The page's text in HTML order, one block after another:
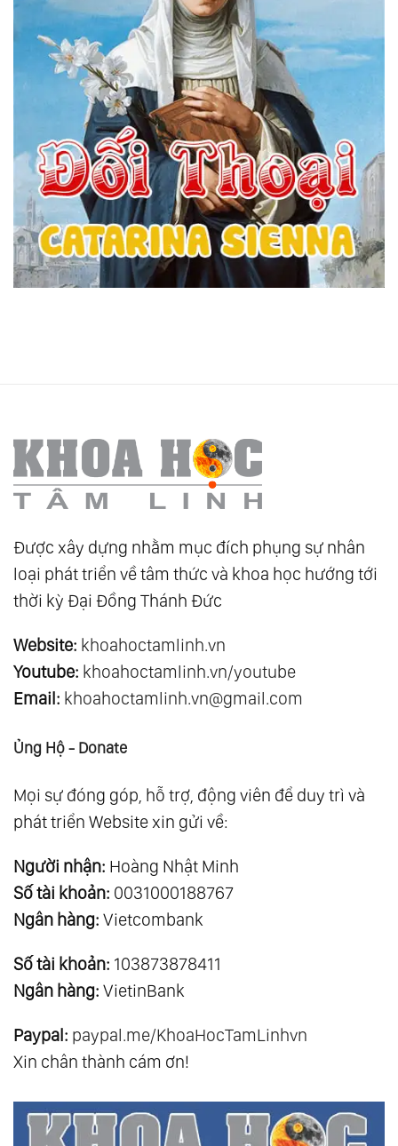
Được xây dựng nhằm mục đích phụng sự nhân
loại phát triển về tâm thức và khoa học hướng tới
thời kỳ Đại Đồng Thánh Đức
Website: khoahoctamlinh.vn
Youtube: khoahoctamlinh.vn/youtube
Email: khoahoctamlinh.vn@gmail.com
Ủng Hộ - Donate
Mọi sự đóng góp, hỗ trợ, động viên để duy trì và
phát triển Website xin gửi về:
Người nhận: Hoàng Nhật Minh
Số tài khoản: 0031000188767
Ngân hàng: Vietcombank
Số tài khoản: 103873878411
Ngân hàng: VietinBank
Paypal: paypal.me/KhoaHocTamLinhvn
Xin chân thành cám ơn!